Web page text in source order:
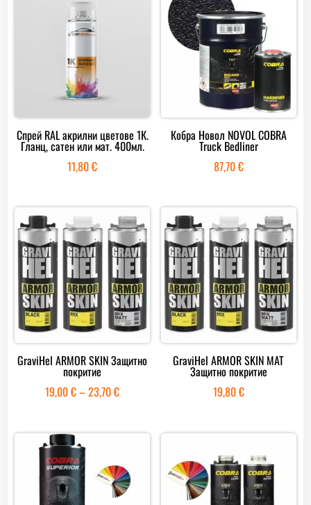
Спрей RAL акрилни цветове 1К.
Гланц, сатен или мат. 400мл.
11,80€
Кобра Новол NOVOL COBRA
Truck Bedliner
87,70€
GraviHel ARMOR SKIN Защитно
покритие
19,00€–23,70€Price
23,70 €
GraviHel ARMOR SKIN MAT
Защитно покритие
19,80€